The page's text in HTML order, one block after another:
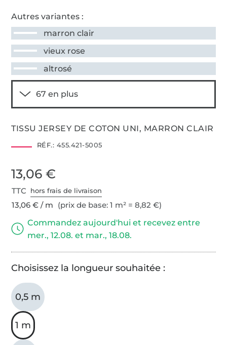
Autres variantes :
marron clair
vieux rose
altrosé
TISSU JERSEY DE COTON UNI, MARRON CLAIR
RÉF.: 455.421-5005
13,06 €
TTC hors frais de livraison
13,06 € / m (prix de base: 1 m² = 8,82 €)
Commandez aujourd'hui et recevez entre
mer., 12.08. et mar., 18.08.
Choisissez la longueur souhaitée :
0,5 m
1 m